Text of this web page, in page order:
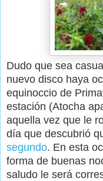
Dudo que sea
nuevo disco haya
equinoccio de
estación (Atocha
aquella vez que le
día que descubrió
segundo. En esta
forma de buenas
saludo le será